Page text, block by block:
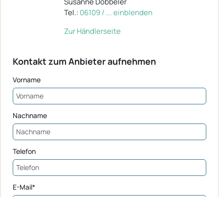
Tel.: 06109 / ... einblenden
Zur Händlerseite
Kontakt zum Anbieter aufnehmen
Vorname
Nachname
Telefon
E-Mail*